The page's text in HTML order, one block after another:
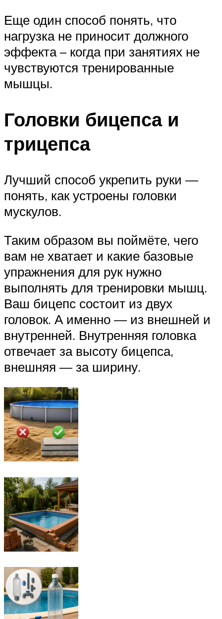
Еще один способ понять, что
нагрузка не приносит должного
эффекта – когда при занятиях не
чувствуются тренированные
мышцы.
Головки бицепса и
трицепса
Лучший способ укрепить руки —
понять, как устроены головки
мускулов.
Таким образом вы поймёте, чего
вам не хватает и какие базовые
упражнения для рук нужно
выполнять для тренировки мышц.
Ваш бицепс состоит из двух
головок. А именно — из внешней и
внутренней. Внутренняя головка
отвечает за высоту бицепса,
внешняя — за ширину.